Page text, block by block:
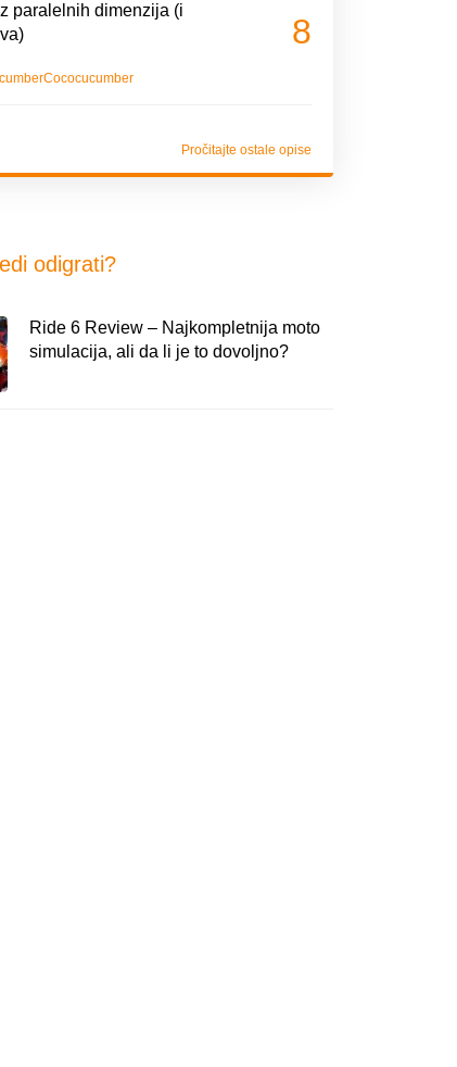
paralelnih dimenzija (i
Cococucumber
8
Pročitajte ostale opise
odigrati?
Ride 6 Review – Najkompletnija moto
simulacija, ali da li je to dovoljno?